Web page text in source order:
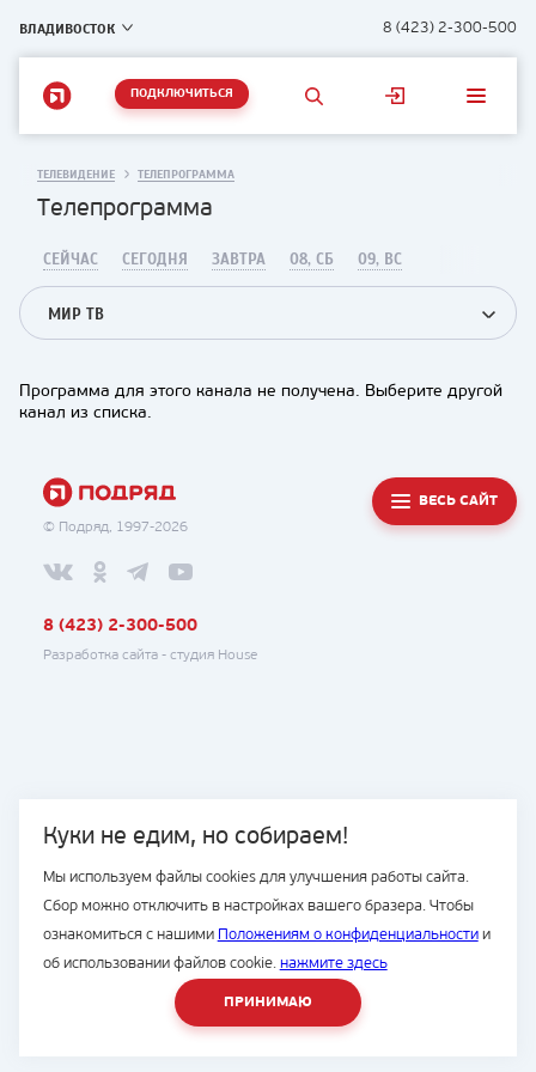
ВЛАДИВОСТОК 8 (423) 2-300-500
ПОДКЛЮЧИТЬСЯ
Куки не едим, но собираем!
Мы используем файлы cookies для улучшения работы сайта.
Сбор можно отключить в настройках вашего бразера. Чтобы
ознакомиться с нашими Положениям о конфиденциальностии
об использовании файлов cookie. нажмите здесь
ПРИНИМАЮ
ТЕЛЕВИДЕНИЕ ТЕЛЕПРОГРАММА
Телепрограмма
СЕЙЧАС СЕГОДНЯ ЗАВТРА 08, СБ 09, ВС
МИР ТВ
Программа для этого канала не получена. Выберите другой
канал из списка.
© Подряд, 1997-2026
ВЕСЬ САЙТ
8 (423) 2-300-500
Разработка сайта - студия House